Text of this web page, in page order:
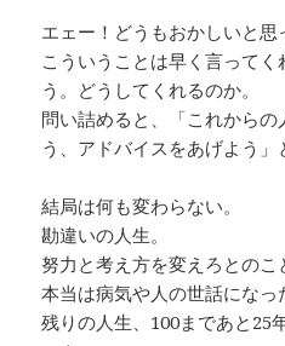
エェー！どうもおかしいと思
こういうことは早く言って
う。どうしてくれるのか。
問い詰めると、「これから
う、アドバイスをあげよう」
結局は何も変わらない。
勘違いの人生。
努力と考え方を変えろとのこ
本当は病気や人の世話になっ
残りの人生、100まであと25